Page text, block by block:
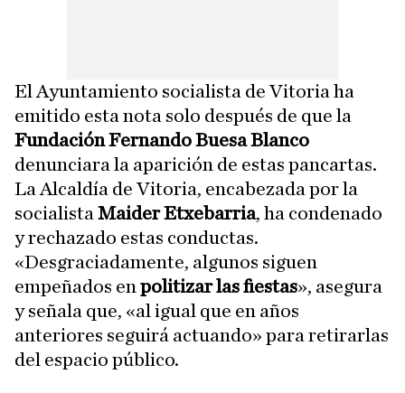
El Ayuntamiento socialista de Vitoria ha
emitido esta nota solo después de que la
Fundación Fernando Buesa Blanco
denunciara la aparición de estas pancartas.
La Alcaldía de Vitoria, encabezada por la
socialista Maider Etxebarria, ha condenado
y rechazado estas conductas.
«Desgraciadamente, algunos siguen
empeñados en politizar las fiestas», asegura
y señala que, «al igual que en años
anteriores seguirá actuando» para retirarlas
del espacio público.